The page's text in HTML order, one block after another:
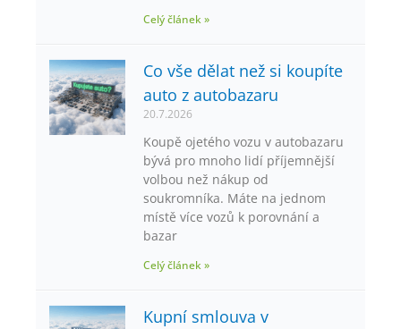
Celý článek »
Co vše dělat než si koupíte
auto z autobazaru
20.7.2026
Koupě ojetého vozu v autobazaru
bývá pro mnoho lidí příjemnější
volbou než nákup od
soukromníka. Máte na jednom
místě více vozů k porovnání a
bazar
Celý článek »
Kupní smlouva v